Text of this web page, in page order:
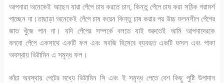
আপনারা অনেকেই আছেন যারা পেঁপে চাষ করতে চান, কিন্তু পেঁপে চাষ করা সঠিক পরামর্শ
পাচ্ছেন না।তাছাড়া অনেকেই পেঁপে চাষ করেন কিন্তু চাষ করার পর উচ্চ ফলনশীল পেঁপের
জাত খুঁজে পান না। যদি পেঁপের সম্পর্কে বলতে যাই শুরুতেই আমি আপনাদেরকে
বলবো পেঁপে একসাথে একটি ফল এবং সবজি হিসেবে ব্যবহৃত একটি ফসল এবং পাকা
অবস্থায় ভিটামিন এ সমৃদ্ধ ফল।
কাঁচা অবস্থায় পেটের মধ্যে ভিটামিন সি এবং ই সমৃদ্ধ পেতে বেশ কিছু পুষ্টি উপাদান